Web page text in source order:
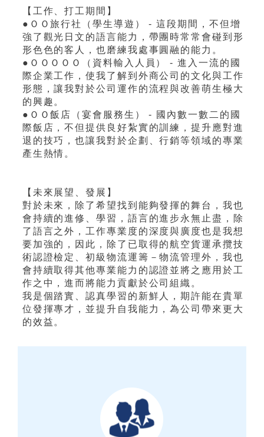
【工作、打工期間】
●ＯＯ旅行社（學生導遊） - 這段期間，不但增
強了觀光日文的語言能力，帶團時常常會碰到形
形色色的客人，也磨練我處事圓融的能力。
●ＯＯＯＯＯ（資料輸入人員） - 進入一流的國
際企業工作，使我了解到外商公司的文化與工作
形態，讓我對於公司運作的流程與改善萌生極大
的興趣。
●ＯＯ飯店（宴會服務生） - 國內數一數二的國
際飯店，不但提供良好紮實的訓練，提升應對進
退的技巧，也讓我對於企劃、行銷等領域的專業
產生熱情。
【未來展望、發展】
對於未來，除了希望找到能夠發揮的舞台，我也
會持續的進修、學習，語言的進步永無止盡，除
了語言之外，工作專業度的深度與廣度也是我想
要加強的，因此，除了已取得的航空貨運承攬技
術認證檢定、初級物流運籌－物流管理外，我也
會持續取得其他專業能力的認證並將之應用於工
作之中，進而將能力貢獻於公司組織。
我是個踏實、認真學習的新鮮人，期許能在貴單
位發揮專才，並提升自我能力，為公司帶來更大
的效益。